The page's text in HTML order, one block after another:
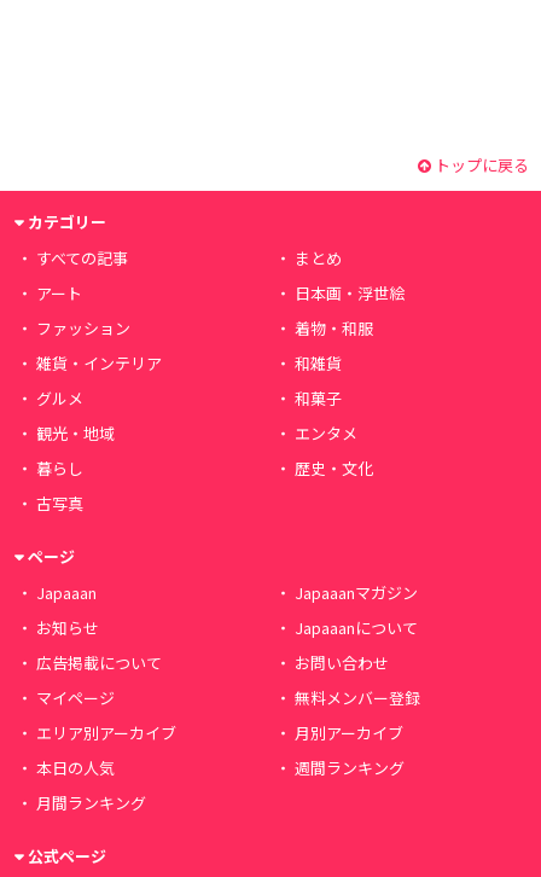
トップに戻る
カテゴリー
すべての記事
まとめ
アート
日本画・浮世絵
ファッション
着物・和服
雑貨・インテリア
和雑貨
グルメ
和菓子
観光・地域
エンタメ
暮らし
歴史・文化
古写真
ページ
Japaaan
Japaaanマガジン
お知らせ
Japaaanについて
広告掲載について
お問い合わせ
マイページ
無料メンバー登録
エリア別アーカイブ
月別アーカイブ
本日の人気
週間ランキング
月間ランキング
公式ページ